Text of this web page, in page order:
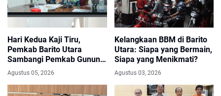
Hari Kedua Kaji Tiru,
Pemkab Barito Utara
Sambangi Pemkab Gunung
Kidul
Agustus 05, 2026
Kelangkaan BBM di Barito
Utara: Siapa yang Bermain,
Siapa yang Menikmati?
Agustus 03, 2026